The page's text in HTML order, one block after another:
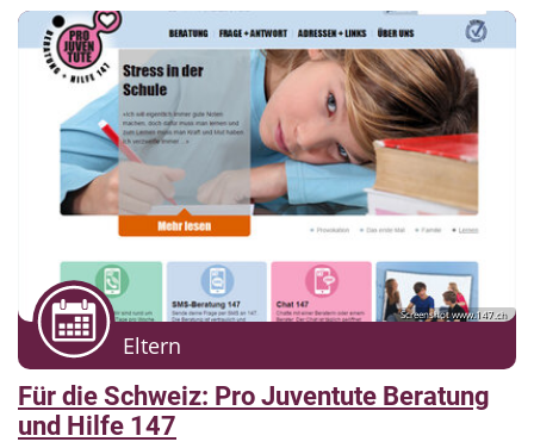
Screenshot www.147.ch
Eltern
Für die Schweiz: Pro Juventute Beratung
und Hilfe 147